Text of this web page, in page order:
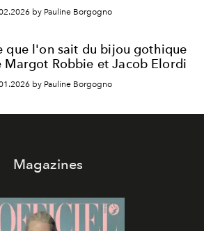
by Pauline Borgogno
que l'on sait du bijou gothique
Margot Robbie et Jacob Elordi
by Pauline Borgogno
Magazines